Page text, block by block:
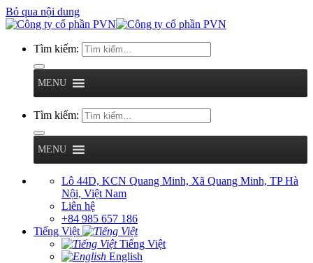
Bỏ qua nội dung
Tìm kiếm:
MENU
Tìm kiếm:
MENU
Lô 44D, KCN Quang Minh, Xã Quang Minh, TP Hà
Nội, Việt Nam
Liên hệ
+84 985 657 186
Tiếng Việt
Tiếng Việt
English